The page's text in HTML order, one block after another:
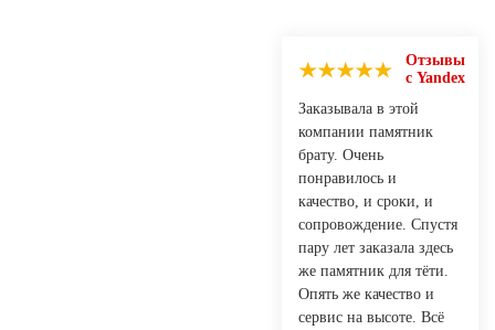
Отзывы
с Yandex
Заказывала в этой
компании памятник
брату. Очень
понравилось и
качество, и сроки, и
сопровождение. Спустя
пару лет заказала здесь
же памятник для тёти.
Опять же качество и
сервис на высоте. Всё